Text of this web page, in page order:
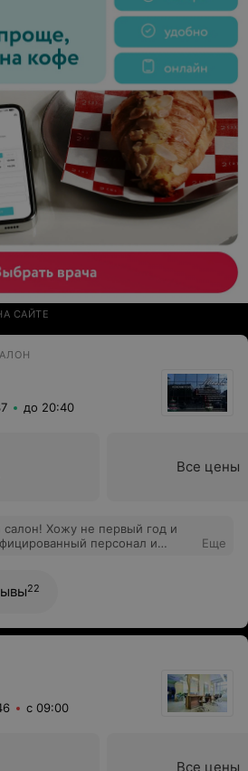
САЙТЕ
до 20:40
Все цены
салон! Хожу не первый год и
персонал и
к работе и клиентам!
Еще
22
с 09:00
Все цены